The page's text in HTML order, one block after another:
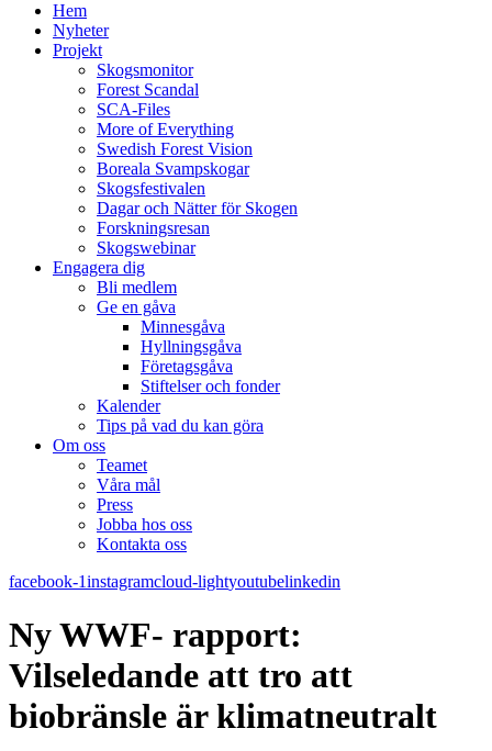
Hem
Nyheter
Projekt
Skogsmonitor
Forest Scandal
SCA-Files
More of Everything
Swedish Forest Vision
Boreala Svampskogar
Skogsfestivalen
Dagar och Nätter för Skogen
Forskningsresan
Skogswebinar
Engagera dig
Bli medlem
Ge en gåva
Minnesgåva
Hyllningsgåva
Företagsgåva
Stiftelser och fonder
Kalender
Tips på vad du kan göra
Om oss
Teamet
Våra mål​
Press
Jobba hos oss
Kontakta oss
facebook-1instagramcloud-lightyoutubelinkedin
Ny WWF- rapport:
Vilseledande att tro att
biobränsle är klimatneutralt